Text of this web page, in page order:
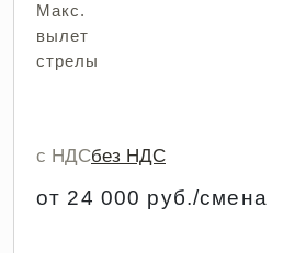
Макс.
вылет
стрелы
с НДСбез НДС
от 24 000 руб./смена